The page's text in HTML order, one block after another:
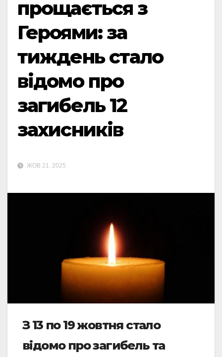
прощається з
Героями: за
тиждень стало
відомо про
загибель 12
захисників
ЖОВ 21, 2025
З 13 по 19 жовтня стало
відомо про загибель та